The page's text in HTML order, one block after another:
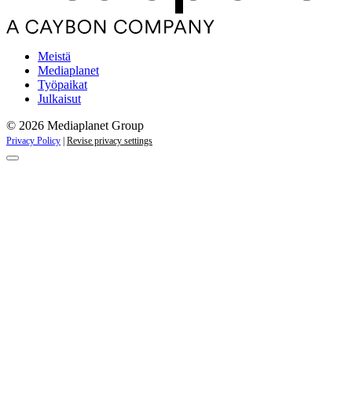
Meistä
Mediaplanet
Työpaikat
Julkaisut
© 2026 Mediaplanet Group
Privacy Policy Revise privacy settings